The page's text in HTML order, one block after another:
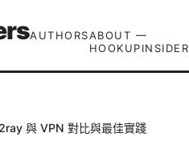
AUTHORSABOUT —
與 VPN 對比與最佳實踐